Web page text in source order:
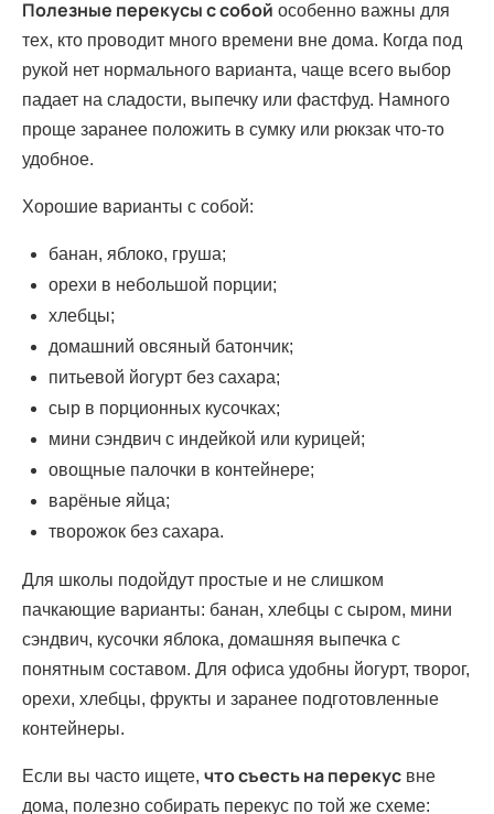
Полезные перекусы с собой особенно важны для
тех, кто проводит много времени вне дома. Когда под
рукой нет нормального варианта, чаще всего выбор
падает на сладости, выпечку или фастфуд. Намного
проще заранее положить в сумку или рюкзак что-то
удобное.
Хорошие варианты с собой:
банан, яблоко, груша;
орехи в небольшой порции;
хлебцы;
домашний овсяный батончик;
питьевой йогурт без сахара;
сыр в порционных кусочках;
мини сэндвич с индейкой или курицей;
овощные палочки в контейнере;
варёные яйца;
творожок без сахара.
Для школы подойдут простые и не слишком
пачкающие варианты: банан, хлебцы с сыром, мини
сэндвич, кусочки яблока, домашняя выпечка с
понятным составом. Для офиса удобны йогурт, творог,
орехи, хлебцы, фрукты и заранее подготовленные
контейнеры.
Если вы часто ищете, что съесть на перекус вне
дома, полезно собирать перекус по той же схеме: